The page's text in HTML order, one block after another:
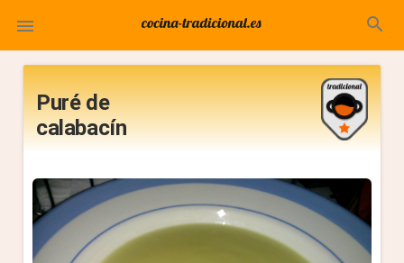
 search
Puré de
calabacín